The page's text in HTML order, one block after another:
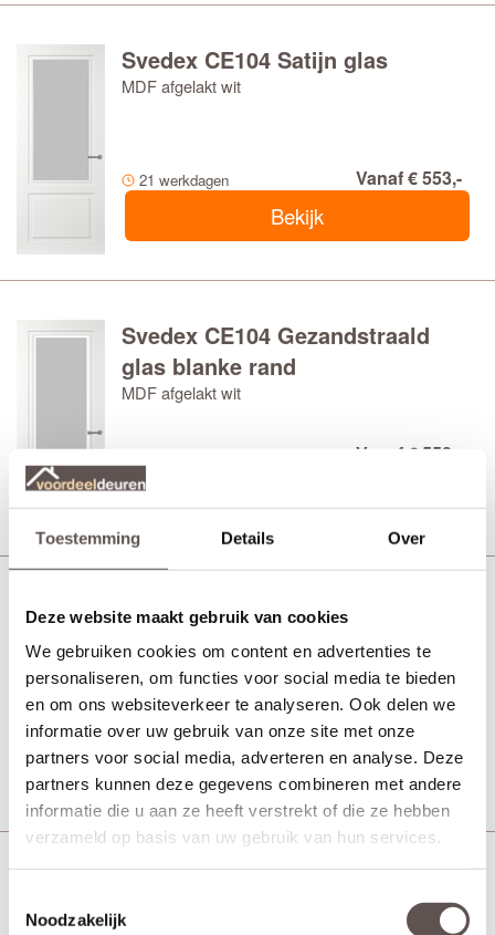
Toestemming Details Over
Deze website maakt gebruik van cookies
We gebruiken cookies om content en advertenties te
personaliseren, om functies voor social media te bieden
en om ons websiteverkeer te analyseren. Ook delen we
informatie over uw gebruik van onze site met onze
partners voor social media, adverteren en analyse. Deze
partners kunnen deze gegevens combineren met andere
informatie die u aan ze heeft verstrekt of die ze hebben
verzameld op basis van uw gebruik van hun services.
Noodzakelijk
Svedex CE104 Satijn glas
MDF afgelakt wit
21 werkdagen Vanaf € 553,-
Bekijk
Svedex CE104 Gezandstraald
glas blanke rand
MDF afgelakt wit
Vanaf € 553,-
Svedex CE104 Blank facetglas
21 werkdagen Vanaf € 553,-
Bekijk
MDF afgelakt wit